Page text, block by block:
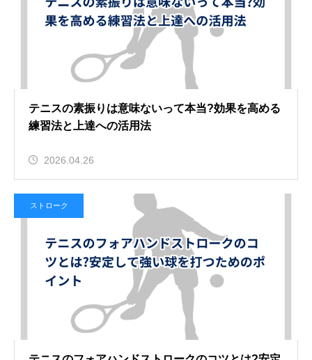
テニスの素振りは意味ないって本当?効果を高める
練習法と上達への活用法
2026.04.26
ストローク